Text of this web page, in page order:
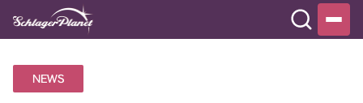
NEWS